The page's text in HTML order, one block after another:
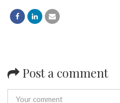
Post a comment